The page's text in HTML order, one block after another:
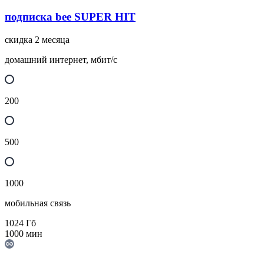
подписка bee SUPER HIT
скидка 2 месяца
домашний интернет, мбит/с
200
500
1000
мобильная связь
1024 Гб
1000 мин